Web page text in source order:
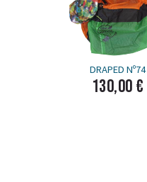
DRAPED Nº74
130,00 €